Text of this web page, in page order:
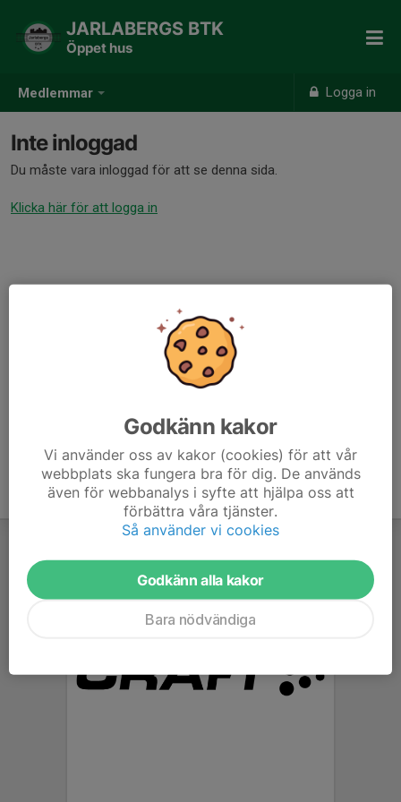
Medlemmar Logga in
JARLABERGS BTK
Öppet hus
Inte inloggad
Du måste vara inloggad för att se denna sida.
Klicka här för att logga in
Godkänn kakor
Vi använder oss av kakor (cookies) för att vår
webbplats ska fungera bra för dig. De används
även för webbanalys i syfte att hjälpa oss att
förbättra våra tjänster.
Så använder vi cookies
Godkänn alla kakor
Bara nödvändiga